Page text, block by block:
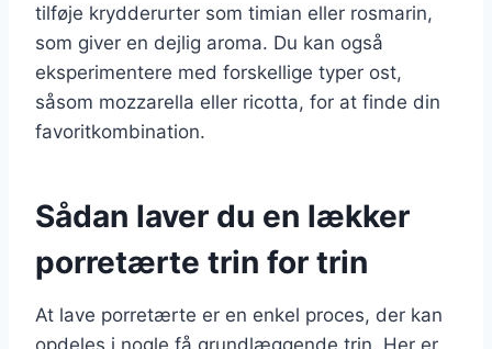
tilføje krydderurter som timian eller rosmarin,
som giver en dejlig aroma. Du kan også
eksperimentere med forskellige typer ost,
såsom mozzarella eller ricotta, for at finde din
favoritkombination.
Sådan laver du en lækker
porretærte trin for trin
At lave porretærte er en enkel proces, der kan
opdeles i nogle få grundlæggende trin. Her er